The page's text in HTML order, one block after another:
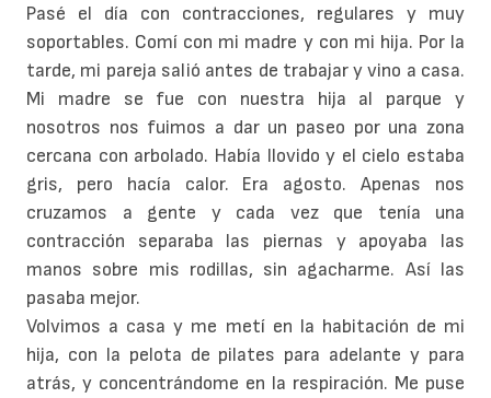
Pasé el día con contracciones, regulares y muy
soportables. Comí con mi madre y con mi hija. Por la
tarde, mi pareja salió antes de trabajar y vino a casa.
Mi madre se fue con nuestra hija al parque y
nosotros nos fuimos a dar un paseo por una zona
cercana con arbolado. Había llovido y el cielo estaba
gris, pero hacía calor. Era agosto. Apenas nos
cruzamos a gente y cada vez que tenía una
contracción separaba las piernas y apoyaba las
manos sobre mis rodillas, sin agacharme. Así las
pasaba mejor.
Volvimos a casa y me metí en la habitación de mi
hija, con la pelota de pilates para adelante y para
atrás, y concentrándome en la respiración. Me puse